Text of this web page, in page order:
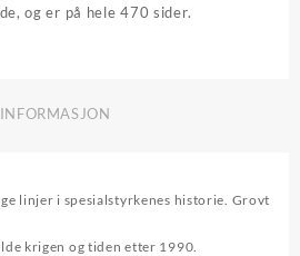
og er på hele 470 sider.
linjer i spesialstyrkenes historie. Grovt
krigen og tiden etter 1990.